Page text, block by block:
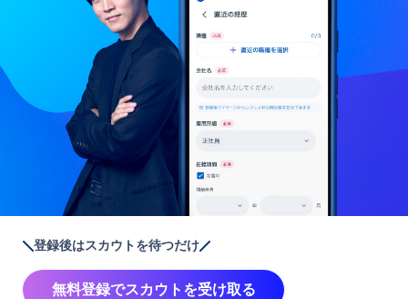
登録後はスカウトを待つだけ
無料登録でスカウトを受け取る